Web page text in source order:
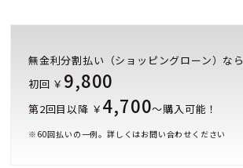
無金利分割払い（ショッピングローン）なら
初回 ￥ 9,800
第2回目以降 ￥ 4,700～購入可能！
※ 60回払いの一例。詳しくはお問い合わせください